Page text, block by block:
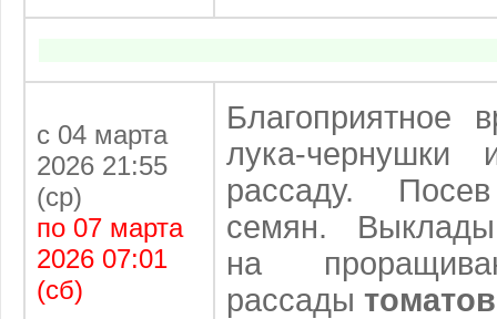
с 04 марта
2026 21:55
(ср)
по 07 марта
2026 07:01
(сб)
Благоприятное
лука-чернушки
рассаду.
семян.
на
рассады